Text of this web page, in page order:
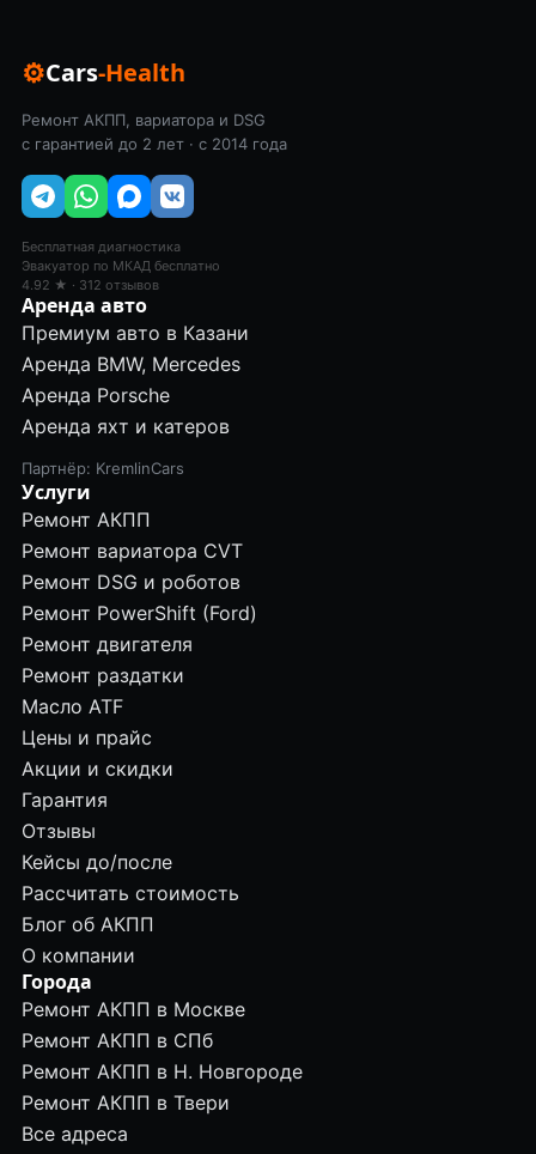
⚙Cars-Health
Ремонт АКПП, вариатора и DSG
с гарантией до 2 лет · с 2014 года
Бесплатная диагностика
Эвакуатор по МКАД бесплатно
4.92 ★ · 312 отзывов
Аренда авто
Премиум авто в Казани
Аренда BMW, Mercedes
Аренда Porsche
Аренда яхт и катеров
Партнёр: KremlinCars
Услуги
Ремонт АКПП
Ремонт вариатора CVT
Ремонт DSG и роботов
Ремонт PowerShift (Ford)
Ремонт двигателя
Ремонт раздатки
Масло ATF
Цены и прайс
Акции и скидки
Гарантия
Отзывы
Кейсы до/после
Рассчитать стоимость
Блог об АКПП
О компании
Города
Ремонт АКПП в Москве
Ремонт АКПП в СПб
Ремонт АКПП в Н. Новгороде
Ремонт АКПП в Твери
Все адреса